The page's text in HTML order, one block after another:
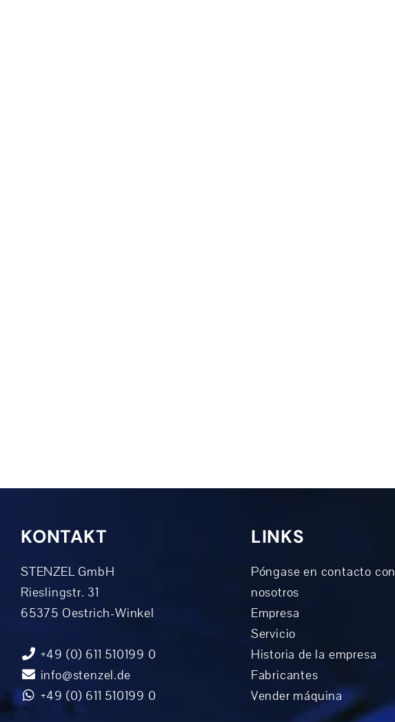
KONTAKT
STENZEL GmbH
Rieslingstr. 31
65375 Oestrich-Winkel
+49 (0) 611 510199 0
info@stenzel.de
+49 (0) 611 510199 0
LINKS
Póngase en contacto con
nosotros
Empresa
Servicio
Historia de la empresa
Fabricantes
Vender máquina